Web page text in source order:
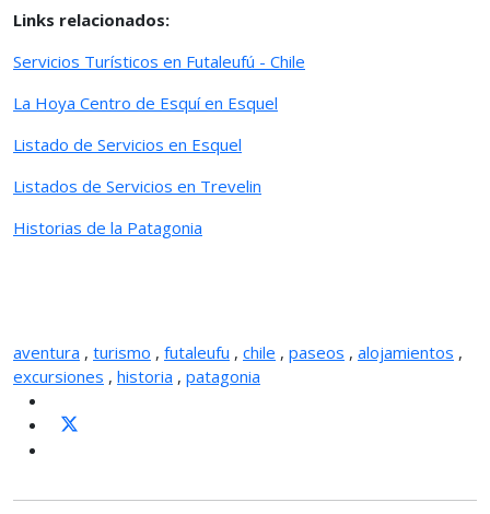
Links relacionados:
Servicios Turísticos en Futaleufú - Chile
La Hoya Centro de Esquí en Esquel
Listado de Servicios en Esquel
Listados de Servicios en Trevelin
Historias de la Patagonia
aventura , turismo , futaleufu , chile , paseos , alojamientos ,
excursiones , historia , patagonia